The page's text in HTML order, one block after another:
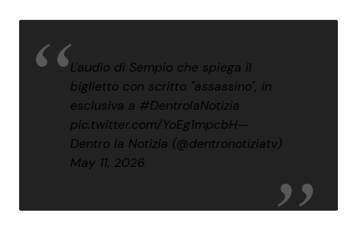
L'audio di Sempio che spiega il
biglietto con scritto "assassino", in
esclusiva a #DentrolaNotizia
pic.twitter.com/YoEg1mpcbH—
Dentro la Notizia (@dentronotiziatv)
May 11, 2026